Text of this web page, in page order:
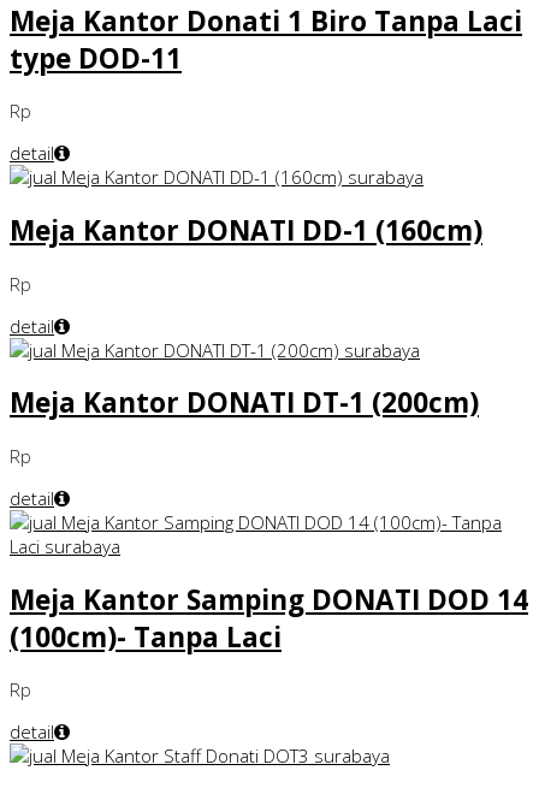
Meja Kantor Donati 1 Biro Tanpa Laci
type DOD-11
Rp
detail
Meja Kantor DONATI DD-1 (160cm)
Rp
detail
Meja Kantor DONATI DT-1 (200cm)
Rp
detail
Meja Kantor Samping DONATI DOD 14
(100cm)- Tanpa Laci
Rp
detail